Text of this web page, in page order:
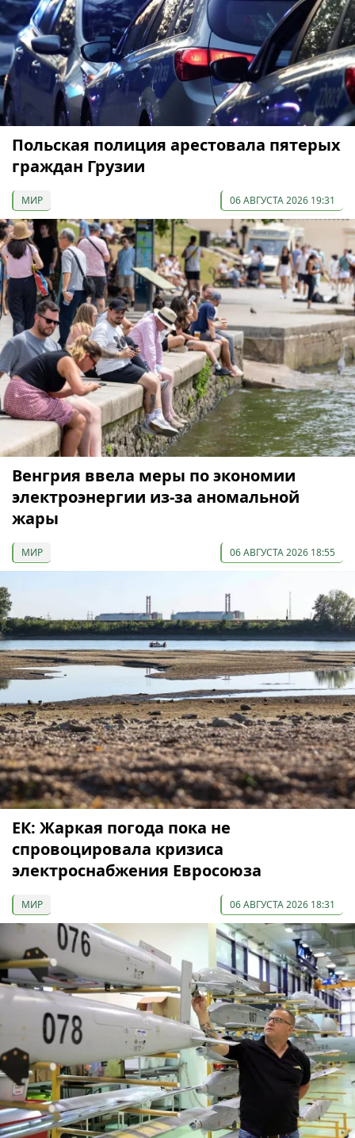
Польская полиция арестовала пятерых
граждан Грузии
МИР 06 АВГУСТА 2026 19:31
Венгрия ввела меры по экономии
электроэнергии из-за аномальной
жары
МИР 06 АВГУСТА 2026 18:55
ЕК: Жаркая погода пока не
спровоцировала кризиса
электроснабжения Евросоюза
МИР 06 АВГУСТА 2026 18:31